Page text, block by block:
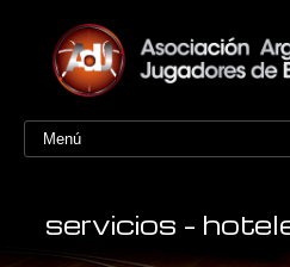
Menú
servicios –